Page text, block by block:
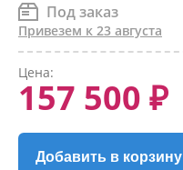
Под заказ
Привезем к 23 августа
Цена:
157 500 ₽
Добавить в корзину